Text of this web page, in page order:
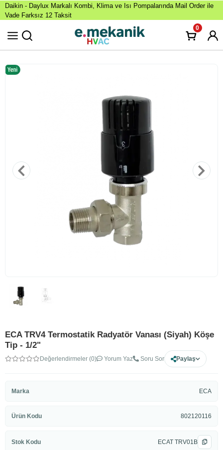
Daikin - Daylux Markalı Kombi, Klima ve Isı Pompalarında Mail Order ile
Vade Farksız 12 Taksit
0
ECA TRV4 Termostatik Radyatör Vanası (Siyah) Köşe
Tip - 1/2"
Değerlendirmeler (0) Yorum Yaz Soru Sor Paylaş
Marka ECA
Ürün Kodu 802120116
Stok Kodu ECAT TRV01B